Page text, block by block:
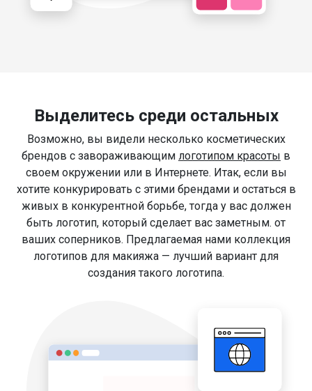
Выделитесь среди остальных
Возможно, вы видели несколько косметических
брендов с завораживающим логотипом красоты в
своем окружении или в Интернете. Итак, если вы
хотите конкурировать с этими брендами и остаться в
живых в конкурентной борьбе, тогда у вас должен
быть логотип, который сделает вас заметным. от
ваших соперников. Предлагаемая нами коллекция
логотипов для макияжа — лучший вариант для
создания такого логотипа.